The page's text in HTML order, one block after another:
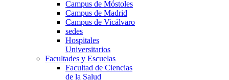
Campus de Móstoles
Campus de Madrid
Campus de Vicálvaro
sedes
Hospitales
Universitarios
Facultades y Escuelas
Facultad de Ciencias
de la Salud